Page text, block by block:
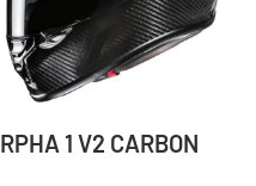
RPHA 1 V2 CARBON